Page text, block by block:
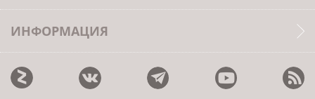
ИНФОРМАЦИЯ